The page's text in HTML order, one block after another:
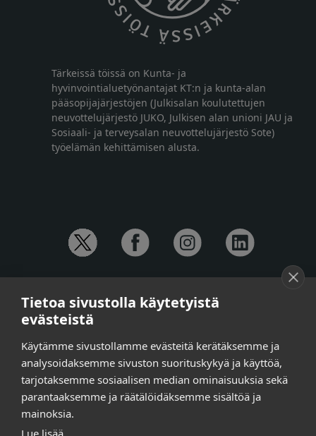
Tärkeissä töissä on Kunta- ja
hyvinvointialuetyönantajat KT:n ja kunta-alan
pääsopijajärjestöjen (Julkisalan koulutettujen
neuvottelujärjestö JUKO, Julkisen alan unioni JAU ja
Sosiaali- ja terveysalan neuvottelujärjestö Sote)
työelämän kehittämisen alusta.
Anna-Mari Jaanu, kehittämispäällikkö,
puh. +358 50 572 4620
Henna Honkalo,
viestintäpäällikkö,
puh. +358 50 479 6618
Ilari Raiski, viestintä- ja tapahtumakoordinaattori,
puh. +358 45 130 3832
Susanna Laasio,
tarkeissatoissa[a]kt.fi
Tietoa sivustolla käytetyistä
evästeistä
Käytämme sivustollamme evästeitä kerätäksemme ja
analysoidaksemme sivuston suorituskykyä ja käyttöä,
tarjotaksemme sosiaalisen median ominaisuuksia sekä
parantaaksemme ja räätälöidäksemme sisältöä ja
mainoksia.
Lue lisää